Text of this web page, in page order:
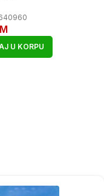
U KORPU